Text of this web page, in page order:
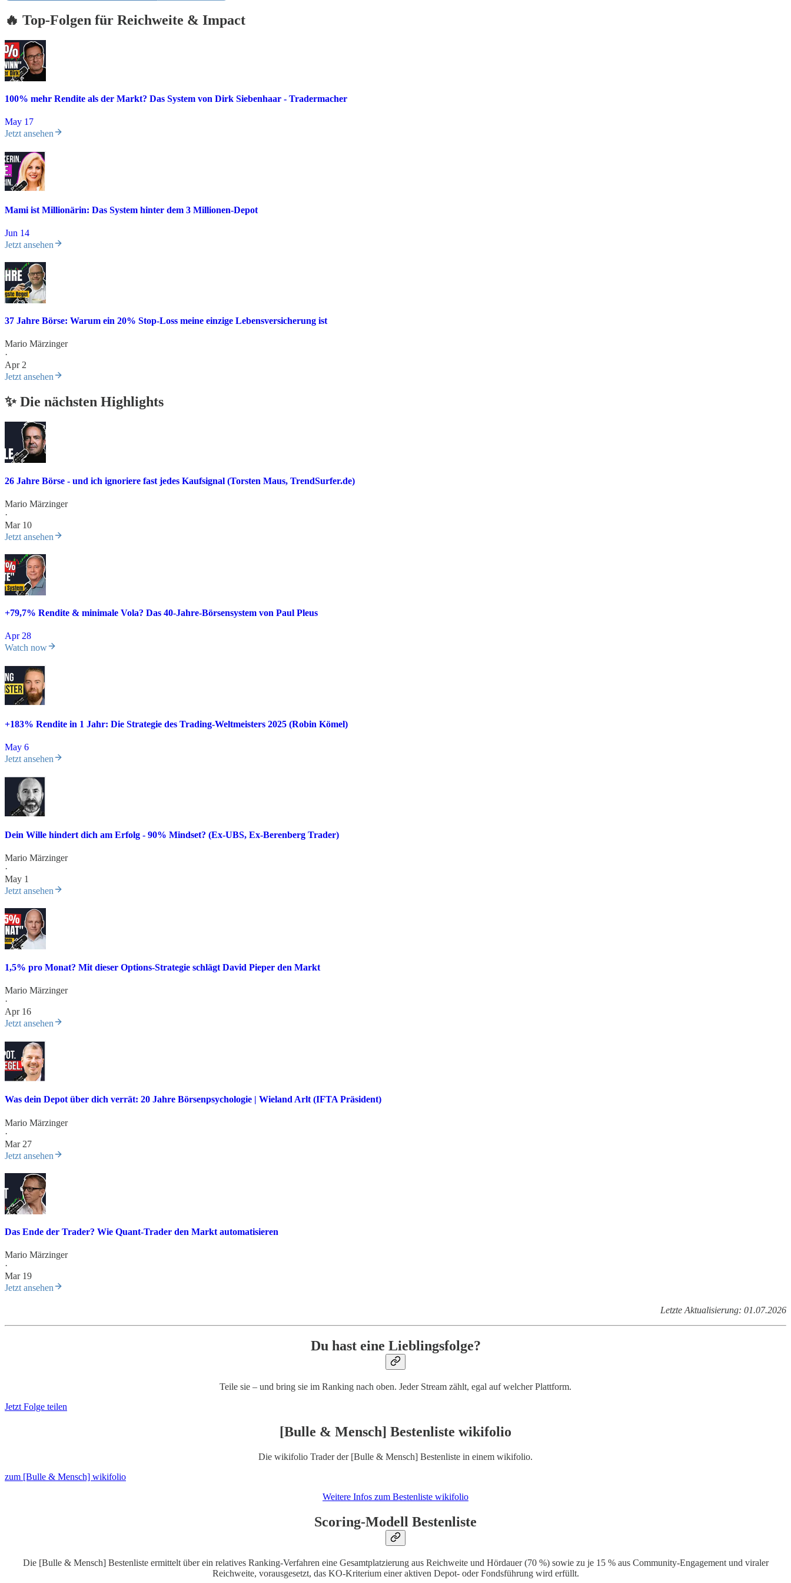
🔥 Top-Folgen für Reichweite & Impact
100% mehr Rendite als der Markt? Das System von Dirk Siebenhaar - Tradermacher
May 17
Jetzt ansehen
Mami ist Millionärin: Das System hinter dem 3 Millionen-Depot
Jun 14
Jetzt ansehen
37 Jahre Börse: Warum ein 20% Stop-Loss meine einzige Lebensversicherung ist
Mario Märzinger
·
Apr 2
Jetzt ansehen
✨ Die nächsten Highlights
26 Jahre Börse - und ich ignoriere fast jedes Kaufsignal (Torsten Maus, TrendSurfer.de)
Mario Märzinger
·
Mar 10
Jetzt ansehen
+79,7% Rendite & minimale Vola? Das 40-Jahre-Börsensystem von Paul Pleus
Apr 28
Watch now
+183% Rendite in 1 Jahr: Die Strategie des Trading-Weltmeisters 2025 (Robin Kömel)
May 6
Jetzt ansehen
Dein Wille hindert dich am Erfolg - 90% Mindset? (Ex-UBS, Ex-Berenberg Trader)
Mario Märzinger
·
May 1
Jetzt ansehen
1,5% pro Monat? Mit dieser Options-Strategie schlägt David Pieper den Markt
Mario Märzinger
·
Apr 16
Jetzt ansehen
Was dein Depot über dich verrät: 20 Jahre Börsenpsychologie | Wieland Arlt (IFTA Präsident)
Mario Märzinger
·
Mar 27
Jetzt ansehen
Das Ende der Trader? Wie Quant-Trader den Markt automatisieren
Mario Märzinger
·
Mar 19
Jetzt ansehen
Letzte Aktualisierung: 01.07.2026
Du hast eine Lieblingsfolge?
Teile sie – und bring sie im Ranking nach oben. Jeder Stream zählt, egal auf welcher Plattform.
Jetzt Folge teilen
[Bulle & Mensch] Bestenliste wikifolio
Die wikifolio Trader der [Bulle & Mensch] Bestenliste in einem wikifolio.
zum [Bulle & Mensch] wikifolio
Weitere Infos zum Bestenliste wikifolio
Scoring-Modell Bestenliste
Die [Bulle & Mensch] Bestenliste ermittelt über ein relatives Ranking-Verfahren eine Gesamtplatzierung aus Reichweite und Hördauer (70 %) sowie zu je 15 % aus Community-Engagement und viraler
Reichweite, vorausgesetzt, das KO-Kriterium einer aktiven Depot- oder Fondsführung wird erfüllt.